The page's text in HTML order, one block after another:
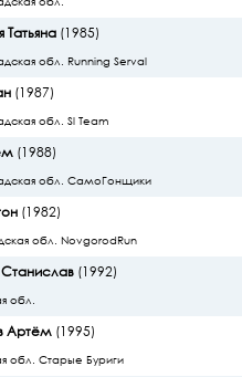
Татьяна(1985)
обл. Running Serval
(1987)
обл. Sl Team
(1988)
обл. СамоГонщики
(1982)
обл. NovgorodRun
(1992)
обл.
Артём(1995)
обл. Старые Буриги